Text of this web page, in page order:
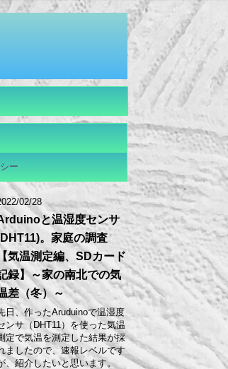
ー
02/28
と温湿度センサ
。家庭の調査
気温測定編、SDカード
録】～家の南北での気
差（冬）～
日、作ったAruduinoで温湿度
ンサ（DHT11）を使った気温
定で気温を測定した結果が採
ましたので、速報レベルです
、紹介したいと思います。